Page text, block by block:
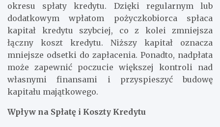
okresu spłaty kredytu. Dzięki regularnym lub
dodatkowym wpłatom pożyczkobiorca spłaca
kapitał kredytu szybciej, co z kolei zmniejsza
łączny koszt kredytu. Niższy kapitał oznacza
mniejsze odsetki do zapłacenia. Ponadto, nadpłata
może zapewnić poczucie większej kontroli nad
własnymi finansami i przyspieszyć budowę
kapitału majątkowego.
Wpływ na Spłatę i Koszty Kredytu